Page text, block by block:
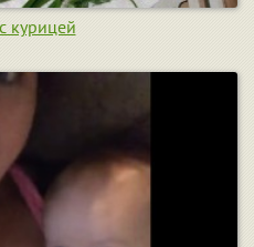
курицей